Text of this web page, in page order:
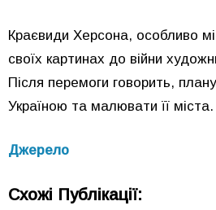
Краєвиди Херсона, особливо
своїх картинах до війни
Після перемоги говорить,
Україною та малювати її міста.
Джерело
Схожі Публікації: